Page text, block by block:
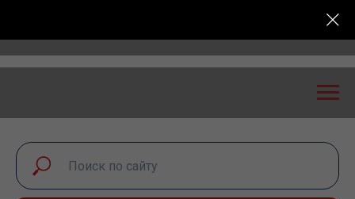
конференция «Транспортная